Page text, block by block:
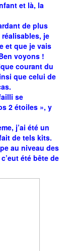
et là, la
de plus
je
et que je vais
voyons !
courant du
que celui de
se
2 étoiles », y
j’ai été un
de tels kits.
au niveau des
été bête de